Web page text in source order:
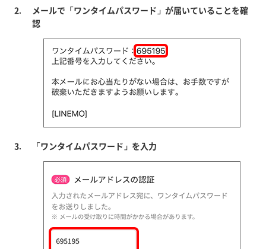
メールで「ワンタイムパスワード」が届いていることを確
認
「ワンタイムパスワード」を入力